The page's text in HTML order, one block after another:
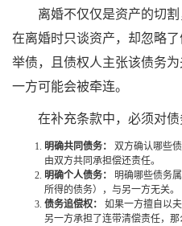
离婚不仅仅是资产的切
在离婚时只谈资产，却忽略
举债，且债权人主张该债务
一方可能会被牵连。
在补充条款中，必须对债
明确共同债务：
双方确认哪些
由双方共同承担偿还责任。
明确个人债务：
明确哪些债务
所得的债务），与另一方无关。
债务追偿权：
如果一方擅自以
另一方承担了连带清偿责任，